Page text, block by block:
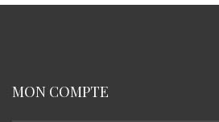
MON COMPTE